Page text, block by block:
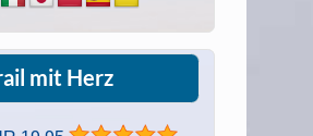
mit Herz